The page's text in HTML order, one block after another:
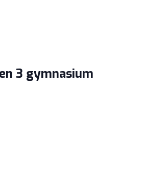
3 gymnasium